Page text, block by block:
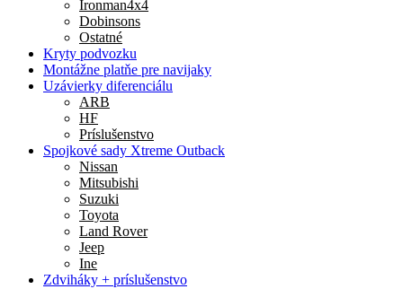
Ironman4x4
Dobinsons
Ostatné
Kryty podvozku
Montážne platňe pre navijaky
Uzávierky diferenciálu
ARB
HF
Príslušenstvo
Spojkové sady Xtreme Outback
Nissan
Mitsubishi
Suzuki
Toyota
Land Rover
Jeep
Ine
Zdviháky + príslušenstvo